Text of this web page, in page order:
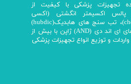
تجهیزات پزشکی با کیفیت از
پالس اکسیمتر انگشتی (اکسی
واچ) چویسمد (choicemmed)، تب سنج های هابدیک(hubdic)
کره جنوبی و فشارسنج های ای اند دی (AND) ژاپن با بیش از